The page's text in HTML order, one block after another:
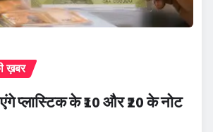
ख़बर
प्लास्टिक के ₹10 और ₹20 के नोट